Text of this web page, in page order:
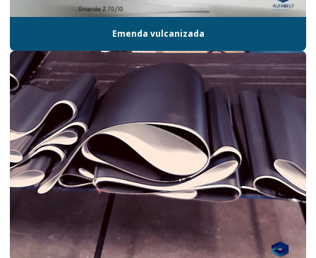
Emenda vulcanizada